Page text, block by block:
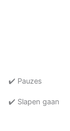
✔️ Pauzes
✔️ Slapen gaan